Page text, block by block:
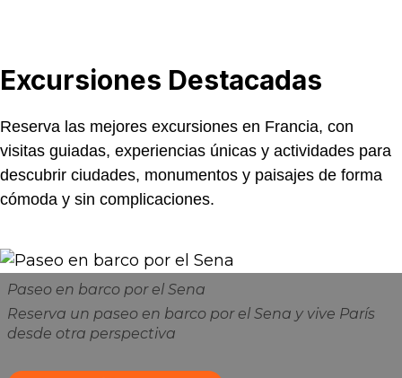
Excursiones Destacadas
Reserva las mejores excursiones en Francia, con
visitas guiadas, experiencias únicas y actividades para
descubrir ciudades, monumentos y paisajes de forma
cómoda y sin complicaciones.
Paseo en barco por el Sena
Reserva un paseo en barco por el Sena y vive París
desde otra perspectiva